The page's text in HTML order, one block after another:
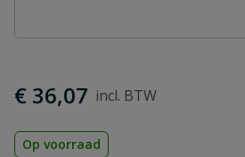
€ 36,07
Op voorraad